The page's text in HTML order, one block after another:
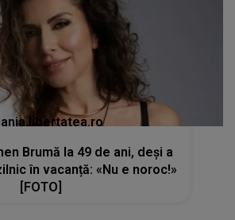
Brumă la 49 de ani, deși a
în vacanță: «Nu e noroc!»
[FOTO]